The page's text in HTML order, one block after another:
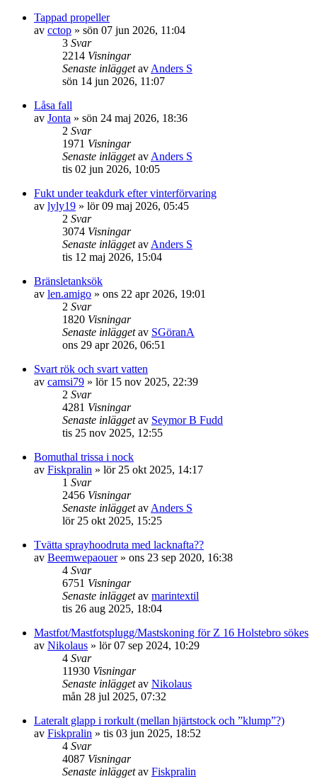
Tappad propeller
av cctop » sön 07 jun 2026, 11:04
3 Svar
2214 Visningar
Senaste inläggetav Anders S
sön 14 jun 2026, 11:07
Låsa fall
av Jonta » sön 24 maj 2026, 18:36
2 Svar
1971 Visningar
Senaste inläggetav Anders S
tis 02 jun 2026, 10:05
Fukt under teakdurk efter vinterförvaring
av lyly19 » lör 09 maj 2026, 05:45
2 Svar
3074 Visningar
Senaste inläggetav Anders S
tis 12 maj 2026, 15:04
Bränsletanksök
av len.amigo » ons 22 apr 2026, 19:01
2 Svar
1820 Visningar
Senaste inläggetav SGöranA
ons 29 apr 2026, 06:51
Svart rök och svart vatten
av camsi79 » lör 15 nov 2025, 22:39
2 Svar
4281 Visningar
Senaste inläggetav Seymor B Fudd
tis 25 nov 2025, 12:55
Bomuthal trissa i nock
av Fiskpralin » lör 25 okt 2025, 14:17
1 Svar
2456 Visningar
Senaste inläggetav Anders S
lör 25 okt 2025, 15:25
Tvätta sprayhoodruta med lacknafta??
av Beemwepaouer» ons 23 sep 2020, 16:38
4 Svar
6751 Visningar
Senaste inläggetav marintextil
tis 26 aug 2025, 18:04
Mastfot/Mastfotsplugg/Mastskoning för Z 16 Holstebro sökes
av Nikolaus » lör 07 sep 2024, 10:29
4 Svar
11930 Visningar
Senaste inläggetav Nikolaus
mån 28 jul 2025, 07:32
Lateralt glapp i rorkult (mellan hjärtstock och ”klump”?)
av Fiskpralin » tis 03 jun 2025, 18:52
4 Svar
4087 Visningar
Senaste inläggetav Fiskpralin